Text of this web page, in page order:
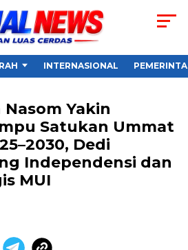
INTERNASIONAL
Yakin
Satukan Ummat
Dedi
Independensi dan
MUI